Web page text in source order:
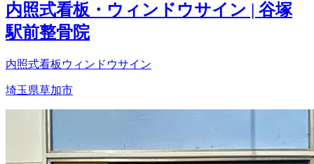
内照式看板・ウィンドウサイン | 谷塚
駅前整骨院
内照式看板 ウィンドウサイン
埼玉県草加市